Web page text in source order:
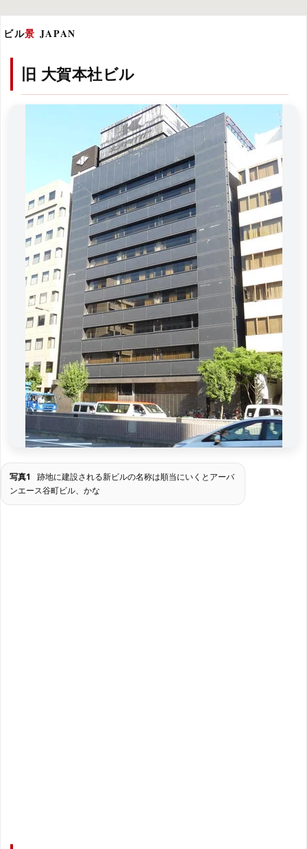
ビル景 JAPAN
旧 大賀本社ビル
写真1
跡地に建設される新ビルの名称は順当にいくとアーバ
ンエース谷町ビル、かな